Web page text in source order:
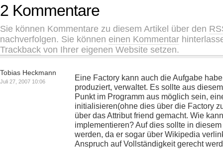
2 Kommentare
Sie können Kommentare zu diesem Artikel über den
nachverfolgen. Sie können einen Kommentar
Trackback von Ihrer eigenen Website setzen.
Tobias Heckmann
Juli 27, 2007 10:06
Eine Factory kann auch die Aufgabe
produziert, verwaltet. Es sollte aus
Punkt im Programm aus möglich sein,
initialisieren(ohne dies über die Factory
über das Attribut friend gemacht. Wie
implementieren? Auf dies sollte in
werden, da er sogar über Wikipedia
Anspruch auf Vollständigkeit gerecht